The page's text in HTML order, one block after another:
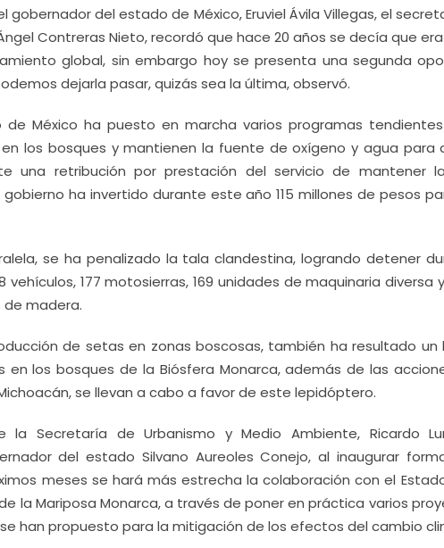
gobernador del estado de México, Eruviel Ávila Villegas, el
Contreras Nieto, recordó que hace 20 años se decía que
global, sin embargo hoy se presenta una segunda
dejarla pasar, quizás sea la última, observó.
de México ha puesto en marcha varios programas
los bosques y mantienen la fuente de oxígeno y agua para
una retribución por prestación del servicio de mantener
ha invertido durante este año 115 millones de pesos
se ha penalizado la tala clandestina, logrando detener
vehículos, 177 motosierras, 169 unidades de maquinaria diversa
de madera.
de setas en zonas boscosas, también ha resultado un
en los bosques de la Biósfera Monarca, además de las
se llevan a cabo a favor de este lepidóptero.
la Secretaría de Urbanismo y Medio Ambiente, Ricardo
del estado Silvano Aureoles Conejo, al inaugurar
meses se hará más estrecha la colaboración con el
la Mariposa Monarca, a través de poner en práctica varios
han propuesto para la mitigación de los efectos del cambio